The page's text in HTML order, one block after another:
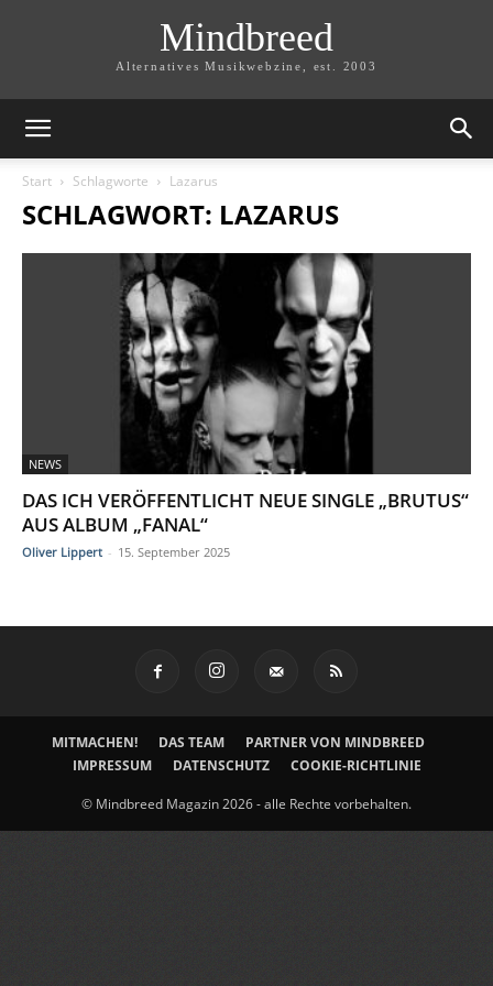
Mindbreed
Alternatives Musikwebzine, est. 2003
Start Schlagworte Lazarus
SCHLAGWORT: LAZARUS
NEWS
DAS ICH VERÖFFENTLICHT NEUE SINGLE „BRUTUS“
AUS ALBUM „FANAL“
Oliver Lippert - 15. September 2025
MITMACHEN! DAS TEAM
PARTNER VON MINDBREED
IMPRESSUM
DATENSCHUTZ COOKIE-RICHTLINIE
© Mindbreed Magazin 2026 - alle Rechte vorbehalten.